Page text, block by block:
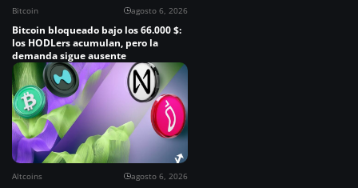
Bitcoin agosto 6, 2026
Bitcoin bloqueado bajo los 66.000 $:
los HODLers acumulan, pero la
demanda sigue ausente
Altcoins agosto 6, 2026